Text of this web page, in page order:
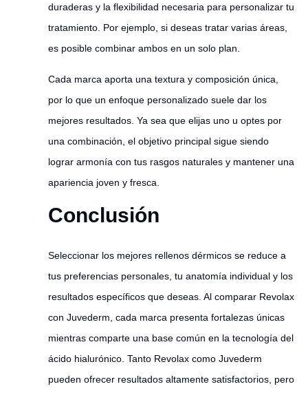
duraderas y la flexibilidad necesaria para personalizar tu
tratamiento. Por ejemplo, si deseas tratar varias áreas,
es posible combinar ambos en un solo plan.
Cada marca aporta una textura y composición única,
por lo que un enfoque personalizado suele dar los
mejores resultados. Ya sea que elijas uno u optes por
una combinación, el objetivo principal sigue siendo
lograr armonía con tus rasgos naturales y mantener una
apariencia joven y fresca.
Conclusión
Seleccionar los mejores rellenos dérmicos se reduce a
tus preferencias personales, tu anatomía individual y los
resultados específicos que deseas. Al comparar Revolax
con Juvederm, cada marca presenta fortalezas únicas
mientras comparte una base común en la tecnología del
ácido hialurónico. Tanto Revolax como Juvederm
pueden ofrecer resultados altamente satisfactorios, pero